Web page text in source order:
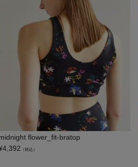
flower_fit-bratop
4,392 （税込）